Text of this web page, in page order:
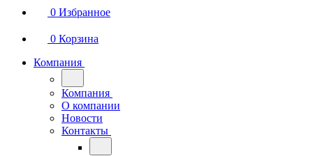
0 Избранное
0 Корзина
Компания
Компания
О компании
Новости
Контакты